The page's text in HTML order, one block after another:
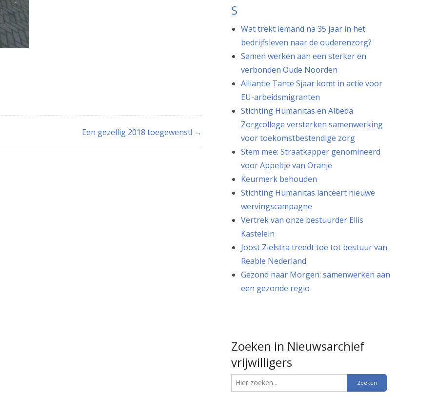
Een gezellig 2018 toegewenst! →
Wat trekt iemand na 35 jaar in het
bedrijfsleven naar de ouderenzorg?
Samen werken aan een sterker en
verbonden Oude Noorden
Alliantie Tante Sjaar komt in actie voor
EU-arbeidsmigranten
Stichting Humanitas en Albeda
Zorgcollege versterken samenwerking
voor toekomstbestendige zorg
Stem mee: Straatkapper genomineerd
voor Appeltje van Oranje
Keurmerk behouden
Stichting Humanitas lanceert nieuwe
wervingscampagne
Vertrek van onze bestuurder Ellis
Kastelein
Joost Zielstra treedt toe tot bestuur van
Reable Nederland
Gezond naar Morgen: samenwerken aan
een gezonde regio
Zoeken in Nieuwsarchief
vrijwilligers